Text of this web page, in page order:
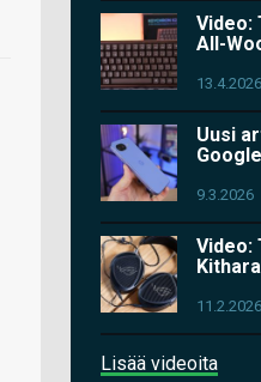
Video:
All-
13.4.2026
Uusi
9.3.2026
Video:
11.2.2026
Lisää videoita